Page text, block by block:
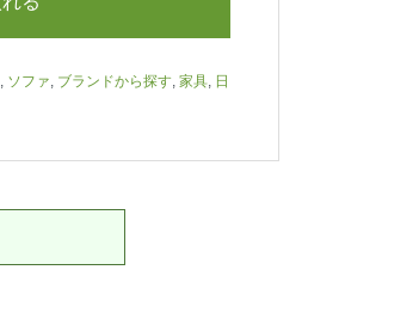
, ソファ, ブランドから探す, 家具, 日